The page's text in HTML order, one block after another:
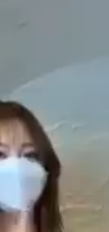
CALNAMUR
2WAYドロストカットワンピース
6,545 円